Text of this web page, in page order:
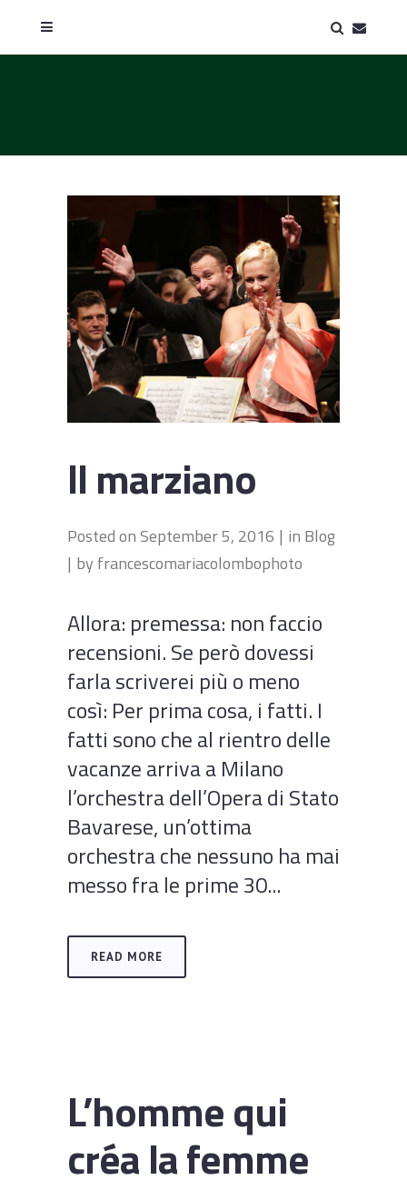
Il marziano
Posted onSeptember 5, 2016 in Blog
by francescomariacolombophoto
Allora: premessa: non faccio
recensioni. Se però dovessi
farla scriverei più o meno
così: Per prima cosa, i fatti. I
fatti sono che al rientro delle
vacanze arriva a Milano
l’orchestra dell’Opera di Stato
Bavarese, un’ottima
orchestra che nessuno ha mai
messo fra le prime 30...
READ MORE
L’homme qui
créa la femme